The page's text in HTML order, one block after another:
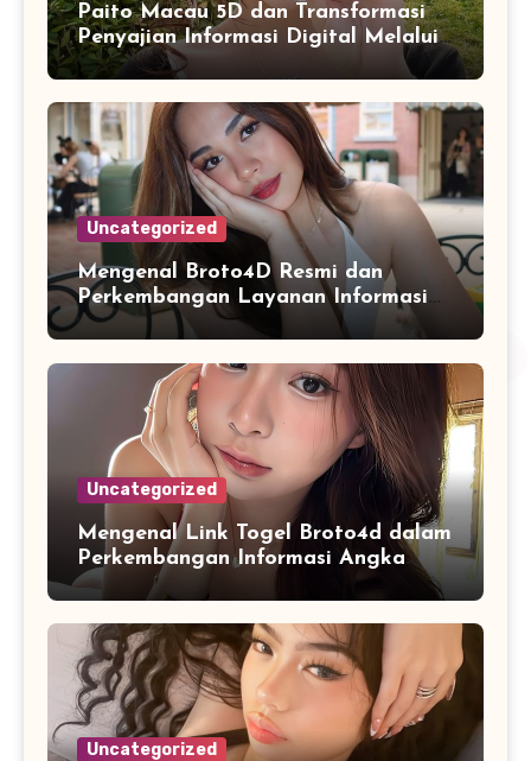
Paito Macau 5D dan Transformasi
Penyajian Informasi Digital Melalui
Visualisasi Data Modern
Uncategorized
Mengenal Broto4D Resmi dan
Perkembangan Layanan Informasi
Berbasis Teknologi Modern
Uncategorized
Mengenal Link Togel Broto4d dalam
Perkembangan Informasi Angka
Digital
Uncategorized